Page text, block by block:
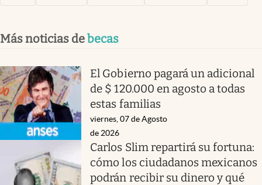
Más noticias debecas
El Gobierno pagará un adicional
de $ 120.000 en agosto a todas
estas familias
viernes, 07 de Agosto
de 2026
Carlos Slim repartirá su fortuna:
cómo los ciudadanos mexicanos
podrán recibir su dinero y qué